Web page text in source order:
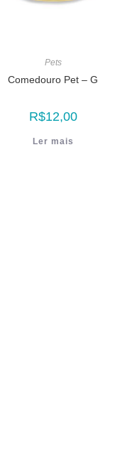
Pets
Comedouro Pet – G
R$12,00
Ler mais